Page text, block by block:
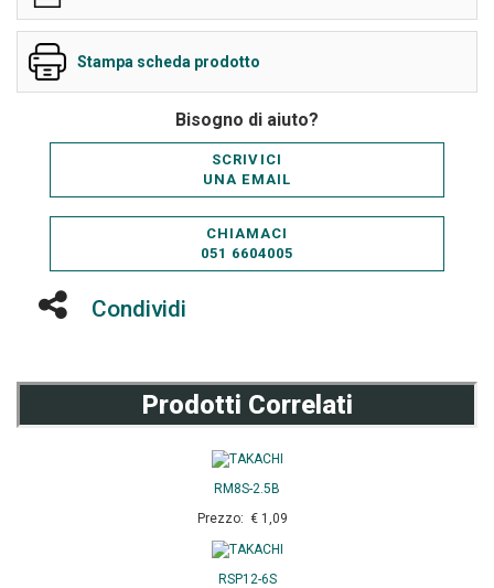
Stampa scheda prodotto
Bisogno di aiuto?
SCRIVICI
UNA EMAIL
CHIAMACI
051 6604005
Condividi
Prodotti Correlati
RM8S-2.5B
Prezzo: € 1,09
RSP12-6S